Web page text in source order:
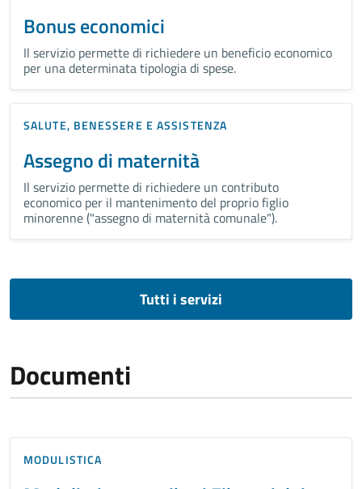
Bonus economici
Il servizio permette di richiedere un beneficio economico
per una determinata tipologia di spese.
SALUTE, BENESSERE E ASSISTENZA
Assegno di maternità
Il servizio permette di richiedere un contributo
economico per il mantenimento del proprio figlio
minorenne ("assegno di maternità comunale").
Tutti i servizi
Documenti
MODULISTICA